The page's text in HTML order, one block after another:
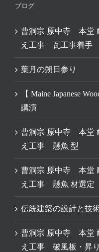
ブログ
曹洞宗 原中寺 本堂
え工事 瓦工事着手
葉月の朔日参り
【 Maine Japanese
講演
曹洞宗 原中寺 本堂
え工事 懸魚 型
曹洞宗 原中寺 本堂
え工事 懸魚 材選定
伝統建築の設計と技
曹洞宗 原中寺 本堂
え工事 破風板・昇